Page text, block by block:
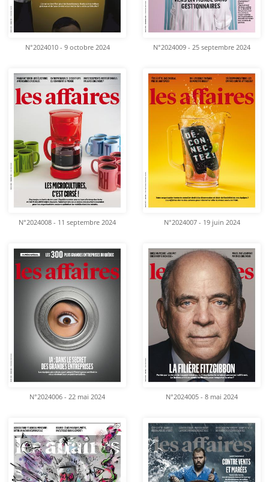
N°2024010 - 9 octobre 2024 N°2024009 - 25 septembre 2024
N°2024008 - 11 septembre 2024 N°2024007 - 19 juin 2024
N°2024006 - 22 mai 2024 N°2024005 - 8 mai 2024